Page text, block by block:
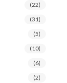
(22)
(31)
(5)
(10)
(6)
(2)